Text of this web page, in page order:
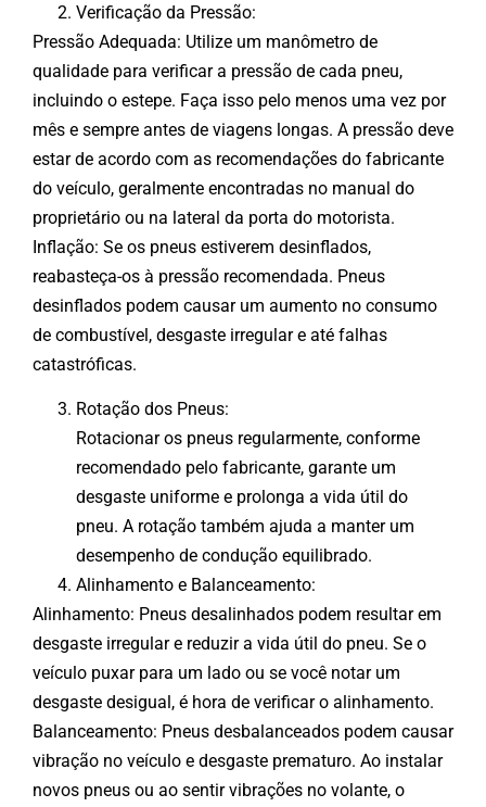
Verificação da Pressão:
Pressão Adequada: Utilize um manômetro de
qualidade para verificar a pressão de cada pneu,
incluindo o estepe. Faça isso pelo menos uma vez por
mês e sempre antes de viagens longas. A pressão deve
estar de acordo com as recomendações do fabricante
do veículo, geralmente encontradas no manual do
proprietário ou na lateral da porta do motorista.
Inflação: Se os pneus estiverem desinflados,
reabasteça-os à pressão recomendada. Pneus
desinflados podem causar um aumento no consumo
de combustível, desgaste irregular e até falhas
catastróficas.
Rotação dos Pneus:
Rotacionar os pneus regularmente, conforme
recomendado pelo fabricante, garante um
desgaste uniforme e prolonga a vida útil do
pneu. A rotação também ajuda a manter um
desempenho de condução equilibrado.
Alinhamento e Balanceamento:
Alinhamento: Pneus desalinhados podem resultar em
desgaste irregular e reduzir a vida útil do pneu. Se o
veículo puxar para um lado ou se você notar um
desgaste desigual, é hora de verificar o alinhamento.
Balanceamento: Pneus desbalanceados podem causar
vibração no veículo e desgaste prematuro. Ao instalar
novos pneus ou ao sentir vibrações no volante, o